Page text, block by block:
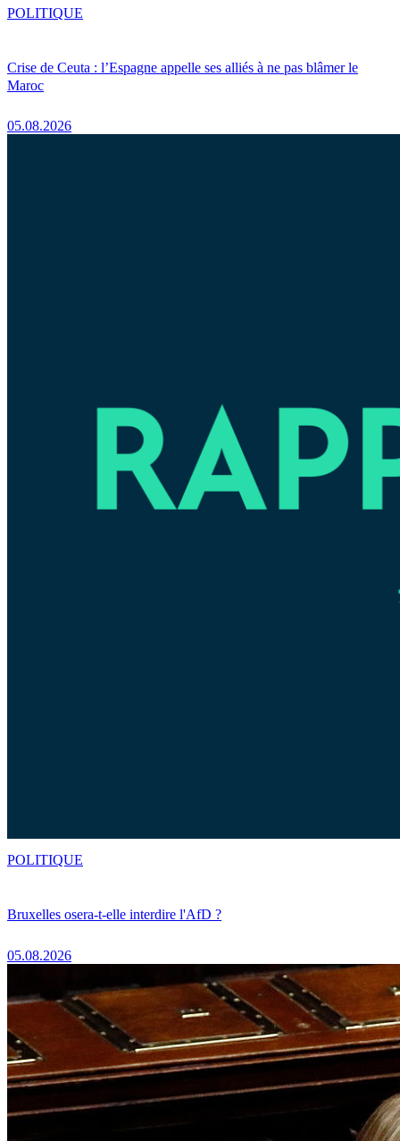
Crise de Ceuta : l’Espagne appelle ses alliés à ne pas blâmer le
Maroc
05.08.2026
POLITIQUE
Bruxelles osera-t-elle interdire l'AfD ?
05.08.2026
POLITIQUE